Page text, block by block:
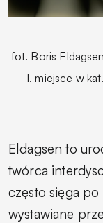
fot. Boris
1. miejsce w
Eldagsen to
twórca
często sięga
wystawiane